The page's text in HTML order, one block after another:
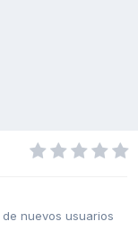
nuevos usuarios